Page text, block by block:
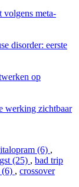
volgens meta-
disorder: eerste
op
werking zichtbaar
(6) ,
(25) , bad trip
(6) , crossover